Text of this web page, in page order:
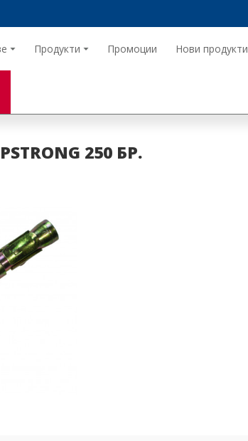
Продукти Промоции Нови продукти
250 БР.